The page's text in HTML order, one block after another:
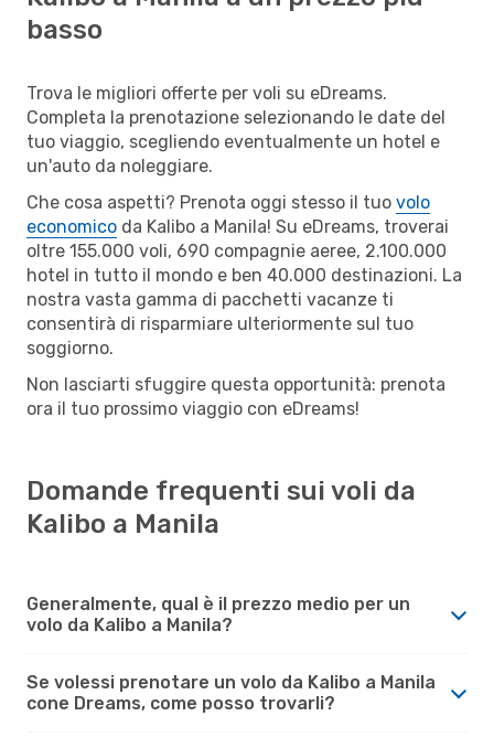
basso
Trova le migliori offerte per voli su eDreams.
Completa la prenotazione selezionando le date del
tuo viaggio, scegliendo eventualmente un hotel e
un'auto da noleggiare.
Che cosa aspetti? Prenota oggi stesso il tuo volo
economico da Kalibo a Manila! Su eDreams, troverai
oltre 155.000 voli, 690 compagnie aeree, 2.100.000
hotel in tutto il mondo e ben 40.000 destinazioni. La
nostra vasta gamma di pacchetti vacanze ti
consentirà di risparmiare ulteriormente sul tuo
soggiorno.
Non lasciarti sfuggire questa opportunità: prenota
ora il tuo prossimo viaggio con eDreams!
Domande frequenti sui voli da
Kalibo a Manila
Generalmente, qual è il prezzo medio per un
volo da Kalibo a Manila?
Se volessi prenotare un volo da Kalibo a Manila
cone Dreams, come posso trovarli?